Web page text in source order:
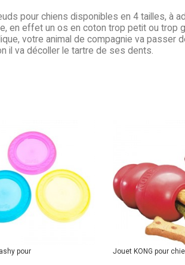
pour chiens disponibles en 4 tailles, à
en effet un os en coton trop petit ou trop
votre animal de compagnie va
il va décoller le tartre de ses dents.
pour
Jouet KONG pour